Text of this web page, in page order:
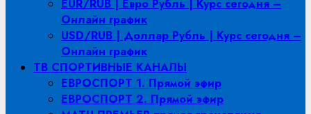
EUR/RUB | Евро Рубль | Курс сегодня –
Онлайн график
USD/RUB | Доллар Рубль | Курс сегодня –
Онлайн график
ТВ СПОРТИВНЫЕ КАНАЛЫ
ЕВРОСПОРТ 1. Прямой эфир
ЕВРОСПОРТ 2. Прямой эфир